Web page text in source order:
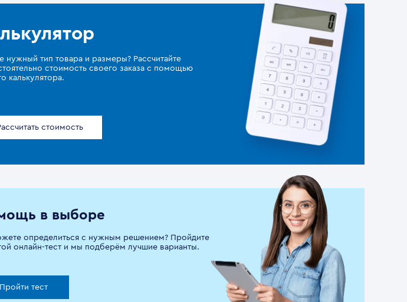
нужный тип товара и размеры? Рассчитайте
стоимость своего заказа с помощью
калькулятора.
стоимость
в выборе
определиться с нужным решением? Пройдите
онлайн-тест и мы подберём лучшие варианты.
Пройти тест